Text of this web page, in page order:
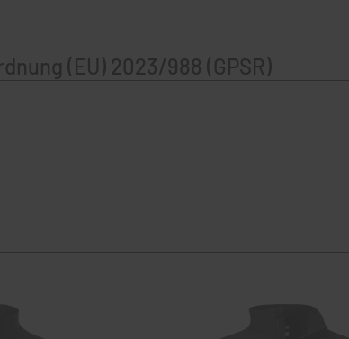
(EU) 2023/988 (GPSR)